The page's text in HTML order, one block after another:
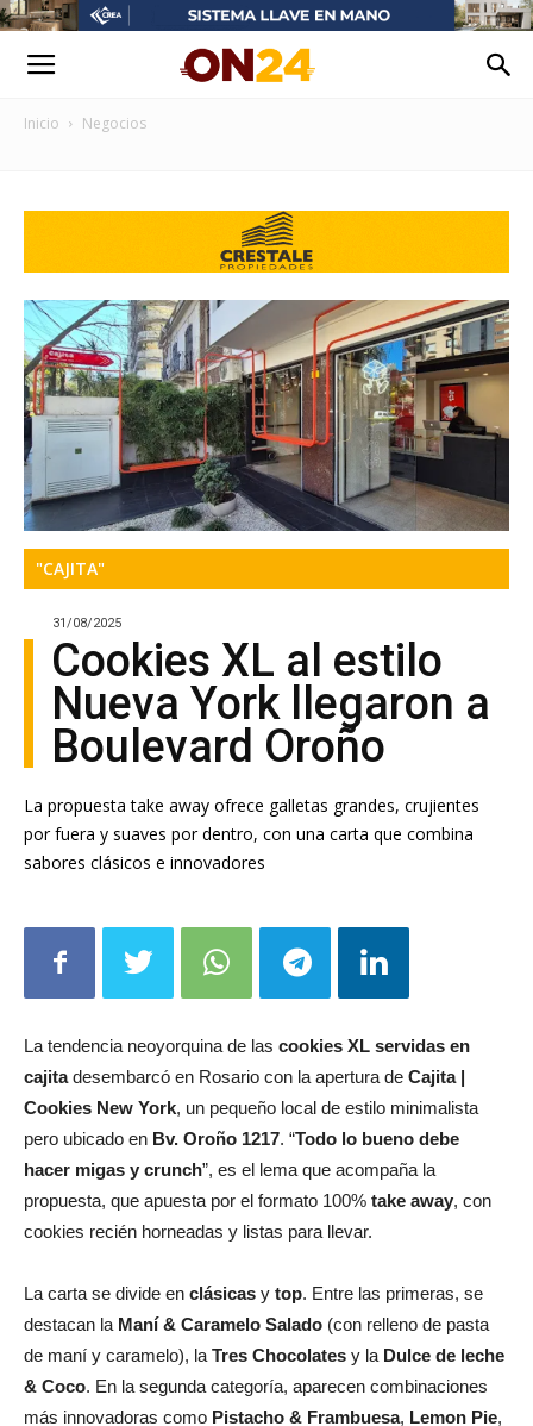
Inicio Negocios
"CAJITA"
31/08/2025
Cookies XL al estilo
Nueva York llegaron a
Boulevard Oroño
La propuesta take away ofrece galletas grandes, crujientes
por fuera y suaves por dentro, con una carta que combina
sabores clásicos e innovadores
La tendencia neoyorquina de las cookies XL servidas en
cajitadesembarcó en Rosario con la apertura de Cajita |
Cookies New York, un pequeño local de estilo minimalista
pero ubicado en Bv. Oroño 1217. “Todo lo bueno debe
hacer migas y crunch”, es el lema que acompaña la
propuesta, que apuesta por el formato 100% take away, con
cookies recién horneadas y listas para llevar.
La carta se divide en clásicas y top. Entre las primeras, se
destacan la Maní & Caramelo Salado (con relleno de pasta
de maní y caramelo), la Tres Chocolates y la Dulce de leche
& Coco. En la segunda categoría, aparecen combinaciones
más innovadoras como Pistacho & Frambuesa, Lemon Pie,